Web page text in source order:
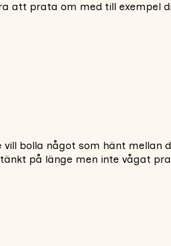
att prata om med till exempel
bolla något som hänt mellan
på länge men inte vågat